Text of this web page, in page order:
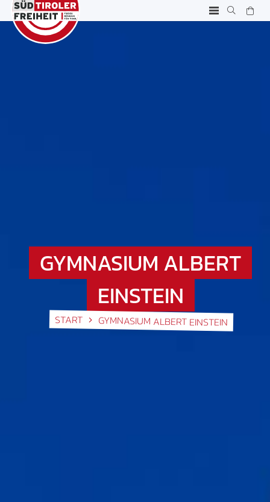
GYMNASIUM ALBERT
EINSTEIN
START GYMNASIUM ALBERT EINSTEIN